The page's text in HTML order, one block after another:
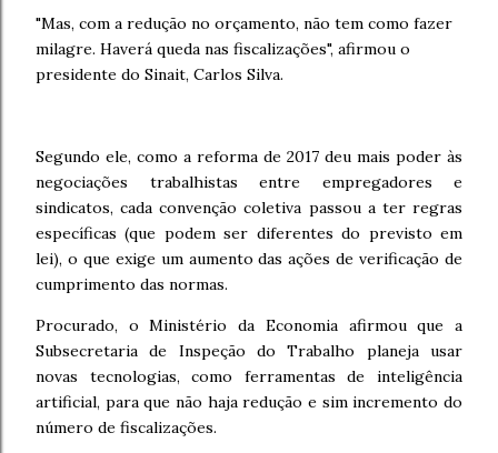
"Mas, com a redução no orçamento, não tem como fazer
milagre. Haverá queda nas fiscalizações", afirmou o
presidente do Sinait, Carlos Silva.
Segundo ele, como a reforma de 2017 deu mais poder às
negociações trabalhistas entre empregadores e
sindicatos, cada convenção coletiva passou a ter regras
específicas (que podem ser diferentes do previsto em
lei), o que exige um aumento das ações de verificação de
cumprimento das normas.
Procurado, o Ministério da Economia afirmou que a
Subsecretaria de Inspeção do Trabalho planeja usar
novas tecnologias, como ferramentas de inteligência
artificial, para que não haja redução e sim incremento do
número de fiscalizações.